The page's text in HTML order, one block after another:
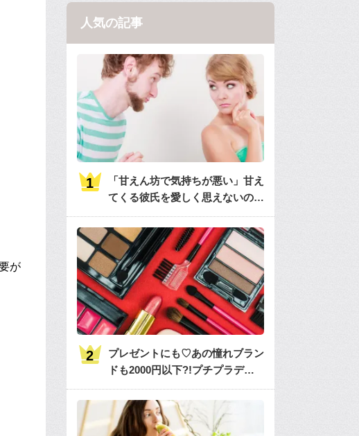
が
人気の記事
「甘えん坊で気持ちが悪い」甘え
てくる彼氏を愛しく思えないのは
何故？
プレゼントにも♡あの憧れブラン
ドも2000円以下?!プチプラデパ
コス36選大特集♡